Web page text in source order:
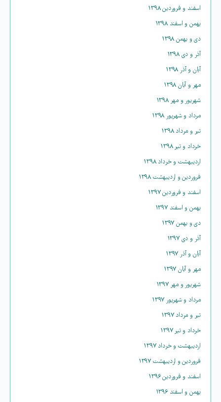
اسفند و فروردین ۱۳۹۸
بهمن و اسفند ۱۳۹۸
دی و بهمن ۱۳۹۸
آذر و دی ۱۳۹۸
آبان و آذر ۱۳۹۸
مهر و آبان ۱۳۹۸
شهریور و مهر ۱۳۹۸
مرداد و شهریور ۱۳۹۸
تیر و مرداد ۱۳۹۸
خرداد و تیر ۱۳۹۸
اردیبهشت و خرداد ۱۳۹۸
فروردین و اردیبهشت ۱۳۹۸
اسفند و فروردین ۱۳۹۷
بهمن و اسفند ۱۳۹۷
دی و بهمن ۱۳۹۷
آذر و دی ۱۳۹۷
آبان و آذر ۱۳۹۷
مهر و آبان ۱۳۹۷
شهریور و مهر ۱۳۹۷
مرداد و شهریور ۱۳۹۷
تیر و مرداد ۱۳۹۷
خرداد و تیر ۱۳۹۷
اردیبهشت و خرداد ۱۳۹۷
فروردین و اردیبهشت ۱۳۹۷
اسفند و فروردین ۱۳۹۶
بهمن و اسفند ۱۳۹۶